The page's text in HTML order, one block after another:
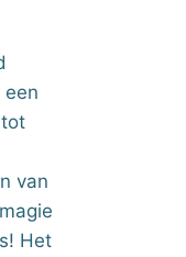
een
van
Het